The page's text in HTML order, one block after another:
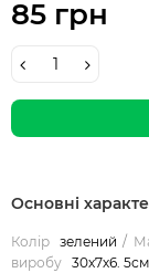
85 грн
Основні
Колір зелений
виробу 30х7х6. 5см